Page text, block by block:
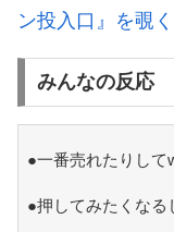
ン投入口』を覗
みんなの反応
●一番売れたりして
●押してみたくなる